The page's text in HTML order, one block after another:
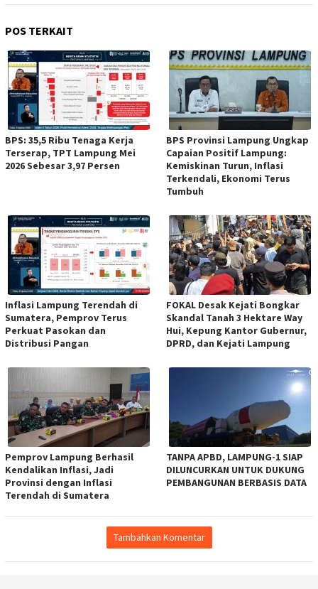
POS TERKAIT
BPS: 35,5 Ribu Tenaga Kerja
Terserap, TPT Lampung Mei
2026 Sebesar 3,97 Persen
BPS Provinsi Lampung Ungkap
Capaian Positif Lampung:
Kemiskinan Turun, Inflasi
Terkendali, Ekonomi Terus
Tumbuh
Inflasi Lampung Terendah di
Sumatera, Pemprov Terus
Perkuat Pasokan dan
Distribusi Pangan
FOKAL Desak Kejati Bongkar
Skandal Tanah 3 Hektare Way
Hui, Kepung Kantor Gubernur,
DPRD, dan Kejati Lampung
Pemprov Lampung Berhasil
Kendalikan Inflasi, Jadi
Provinsi dengan Inflasi
Terendah di Sumatera
TANPA APBD, LAMPUNG-1 SIAP
DILUNCURKAN UNTUK DUKUNG
PEMBANGUNAN BERBASIS DATA
Tambahkan Komentar